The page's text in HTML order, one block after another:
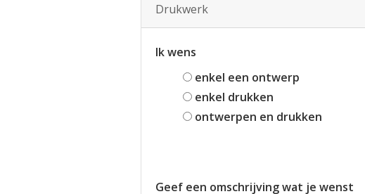
Drukwerk
Ik wens
enkel een ontwerp
enkel drukken
ontwerpen en drukken
Geef een omschrijving wat je wenst